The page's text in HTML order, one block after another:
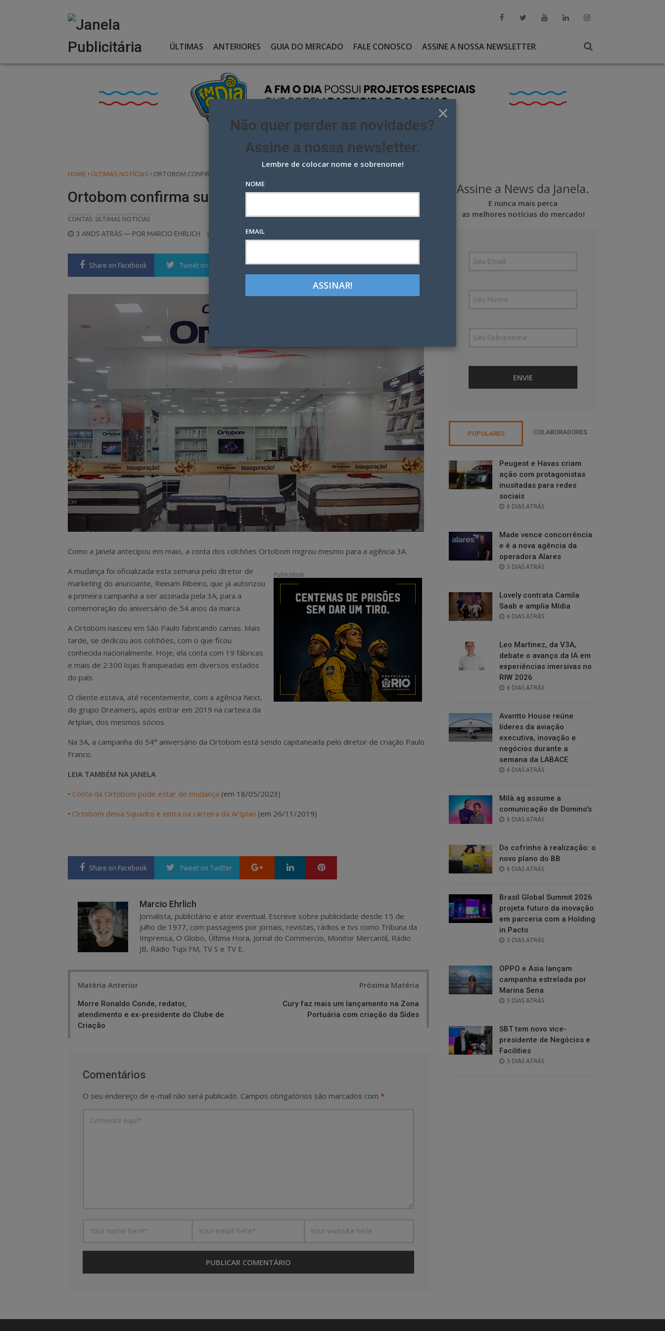
ÚLTIMAS ANTERIORES GUIA DO MERCADO FALE CONOSCO ASSINE A NOSSA NEWSLETTER
HOME › ÚLTIMAS NOTÍCIAS › ORTOBOM CONFIRMA SUA CONTA NA 3A
Ortobom confirma sua conta na 3A
CONTAS ÚLTIMAS NOTÍCIAS
POSTED
3 ANOS ATRÁS — POR MARCIO EHRLICH
Share on Facebook Tweet on Twitter Google+ LinkedIn Pinterest
Como a Janela antecipou em maio, a conta dos colchões Ortobom migrou mesmo para a agência 3A.
Publicidade
A mudança foi oficializada esta semana pelo diretor de
marketing do anunciante, Reinam Ribeiro, que já autorizou
a primeira campanha a ser assinada pela 3A, para a
comemoração do aniversário de 54 anos da marca.
A Ortobom nasceu em São Paulo fabricando camas. Mais
tarde, se dedicou aos colchões, com o que ficou
conhecida nacionalmente. Hoje, ela conta com 19 fábricas
e mais de 2.300 lojas franqueadas em diversos estados
do país.
O cliente estava, até recentemente, com a agência Next,
do grupo Dreamers, após entrar em 2019 na carteira da
Artplan, dos mesmos sócios.
Na 3A, a campanha do 54° aniversário da Ortobom está sendo capitaneada pelo diretor de criação Paulo
Franco.
LEIA TAMBÉM NA JANELA
• Conta da Ortobom pode estar de mudança (em 18/05/2023)
• Ortobom deixa Squadro e entra na carteira da Artplan (em 26/11/2019)
Share on Facebook Tweet on Twitter Google+ LinkedIn
Marcio Ehrlich
Jornalista, publicitário e ator eventual. Escreve sobre publicidade desde 15 de
julho de 1977, com passagens por jornais, revistas, rádios e tvs como Tribuna da
Imprensa, O Globo, Última Hora, Jornal do Commercio, Monitor Mercantil, Rádio
JB, Rádio Tupi FM, TV S e TV E.
Matéria Anterior
Morre Ronaldo Conde, redator,
atendimento e ex-presidente do Clube de
Criação
Próxima Matéria
Cury faz mais um lançamento na Zona
Portuária com criação da Sides
Comentários
O seu endereço de e-mail não será publicado. Campos obrigatórios são marcados com *
Assine a News da Janela.
E nunca mais perca
as melhores notícias do mercado!
POPULARES COLABORADORES
Peugeot e Havas criam
ação com protagonistas
inusitadas para redes
sociais
POSTED
6 DIAS ATRÁS
Made vence concorrência
e é a nova agência da
operadora Alares
POSTED
5 DIAS ATRÁS
Lovely contrata Camila
Saab e amplia Mídia
POSTED
6 DIAS ATRÁS
Leo Martinez, da V3A,
debate o avanço da IA em
experiências imersivas no
RIW 2026
POSTED
6 DIAS ATRÁS
Avantto House reúne
líderes da aviação
executiva, inovação e
negócios durante a
semana da LABACE
POSTED
6 DIAS ATRÁS
Milà.ag assume a
comunicação de Domino’s
POSTED
6 DIAS ATRÁS
Do cofrinho à realização: o
novo plano do BB
POSTED
6 DIAS ATRÁS
Brasil Global Summit 2026
projeta futuro da inovação
em parceria com a Holding
in.Pacto
POSTED
5 DIAS ATRÁS
OPPO e Asia lançam
campanha estrelada por
Marina Sena
POSTED
5 DIAS ATRÁS
SBT tem novo vice-
presidente de Negócios e
Facilities
POSTED
5 DIAS ATRÁS
×
Não quer perder as novidades?
Assine a nossa newsletter.
Lembre de colocar nome e sobrenome!
NOME
EMAIL